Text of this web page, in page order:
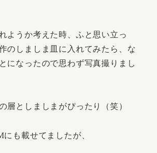
ようか考えた時、ふと思い立っ
のしましま皿に入れてみたら、な
になったので思わず写真撮りまし
層としましまがぴったり（笑）
にも載せてましたが、